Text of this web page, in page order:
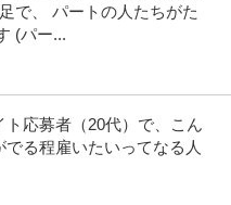
で、 パートの人たちがた
(パー...
応募者（20代）で、こん
る程雇いたいってなる人